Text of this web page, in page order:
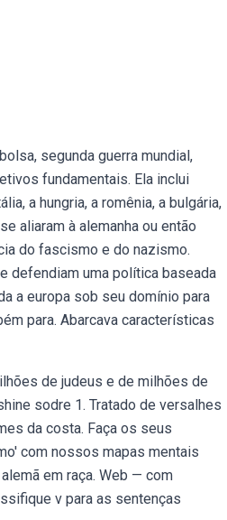
segunda guerra mundial,
fundamentais. Ela inclui
a hungria, a romênia, a bulgária,
aliaram à alemanha ou então
do fascismo e do nazismo.
defendiam uma política baseada
a europa sob seu domínio para
para. Abarcava características
de judeus e de milhões de
sodre 1. Tratado de versalhes
da costa. Faça os seus
com nossos mapas mentais
em raça. Web — com
v para as sentenças